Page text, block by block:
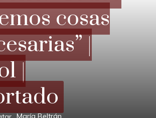
cosas
|
|
María Beltrán